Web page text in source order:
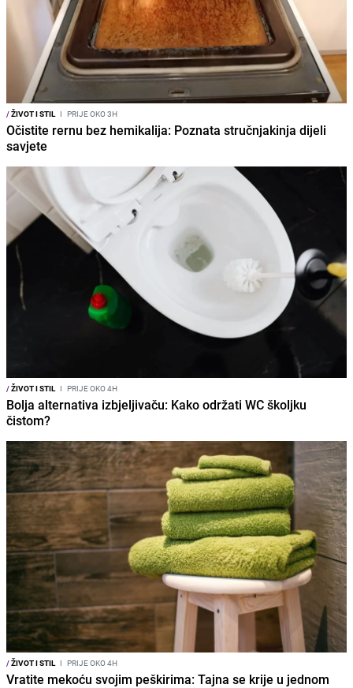
/ŽIVOT I STIL I PRIJE OKO 3H
Očistite rernu bez hemikalija: Poznata stručnjakinja dijeli
savjete
/ŽIVOT I STIL I PRIJE OKO 4H
Bolja alternativa izbjeljivaču: Kako održati WC školjku
čistom?
/ŽIVOT I STIL I PRIJE OKO 4H
Vratite mekoću svojim peškirima: Tajna se krije u jednom